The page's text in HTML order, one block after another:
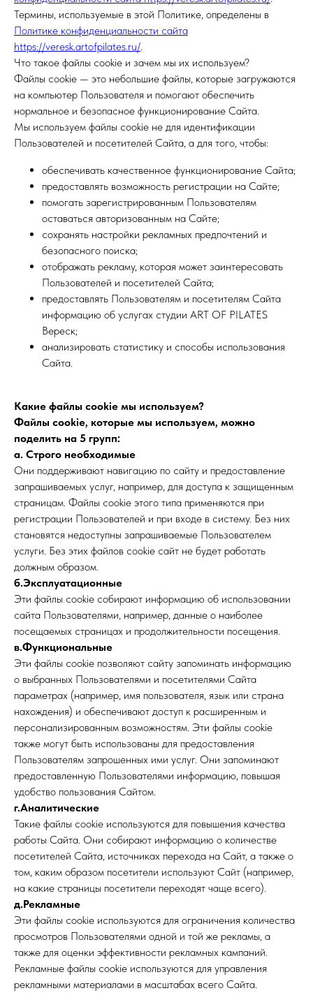
Термины, используемые в этой Политике, определены в
Политике конфиденциальности сайта
https://veresk.artofpilates.ru/.
Что такое файлы cookie и зачем мы их используем?
Файлы cookie — это небольшие файлы, которые загружаются
на компьютер Пользователя и помогают обеспечить
нормальное и безопасное функционирование Сайта.
Мы используем файлы cookie не для идентификации
Пользователей и посетителей Сайта, а для того, чтобы:
обеспечивать качественное функционирование Сайта;
предоставлять возможность регистрации на Сайте;
помогать зарегистрированным Пользователям
оставаться авторизованным на Сайте;
сохранять настройки рекламных предпочтений и
безопасного поиска;
отображать рекламу, которая может заинтересовать
Пользователей и посетителей Сайта;
предоставлять Пользователям и посетителям Сайта
информацию об услугах студии ART OF PILATES
Вереск;
анализировать статистику и способы использования
Сайта.
Какие файлы cookie мы используем?
Файлы cookie, которые мы используем, можно
поделить на 5 групп:
а. Строго необходимые
Они поддерживают навигацию по сайту и предоставление
запрашиваемых услуг, например, для доступа к защищенным
страницам. Файлы cookie этого типа применяются при
регистрации Пользователей и при входе в систему. Без них
становятся недоступны запрашиваемые Пользователем
услуги. Без этих файлов cookie сайт не будет работать
должным образом.
б.Эксплуатационные
Эти файлы cookie собирают информацию об использовании
сайта Пользователями, например, данные о наиболее
посещаемых страницах и продолжительности посещения.
в.Функциональные
Эти файлы cookie позволяют сайту запоминать информацию
о выбранных Пользователями и посетителями Сайта
параметрах (например, имя пользователя, язык или страна
нахождения) и обеспечивают доступ к расширенным и
персонализированным возможностям. Эти файлы cookie
также могут быть использованы для предоставления
Пользователям запрошенных ими услуг. Они запоминают
предоставленную Пользователями информацию, повышая
удобство пользования Сайтом.
г.Аналитические
Такие файлы cookie используются для повышения качества
работы Сайта. Они собирают информацию о количестве
посетителей Сайта, источниках перехода на Сайт, а также о
том, каким образом посетители используют Сайт (например,
на какие страницы посетители переходят чаще всего).
д.Рекламные
Эти файлы cookie используются для ограничения количества
просмотров Пользователями одной и той же рекламы, а
также для оценки эффективности рекламных кампаний.
Рекламные файлы cookie используются для управления
рекламными материалами в масштабах всего Сайта.